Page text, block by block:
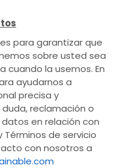
para garantizar que
sobre usted sea
cuando la usemos. En
ayudarnos a
precisa y
reclamación o
en relación con
de servicio
con nosotros a